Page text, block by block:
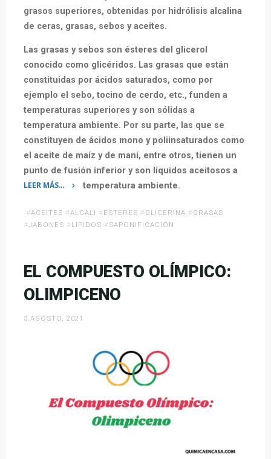
grasos superiores, obtenidas por hidrólisis alcalina
de ceras, grasas, sebos y aceites.
Las grasas y sebos son ésteres del glicerol
conocido como glicéridos. Las grasas que están
constituidas por ácidos saturados, como por
ejemplo el sebo, tocino de cerdo, etc., funden a
temperaturas superiores y son sólidas a
temperatura ambiente. Por su parte, las que se
constituyen de ácidos mono y poliinsaturados como
el aceite de maíz y de maní, entre otros, tienen un
punto de fusión inferior y son líquidos aceitosos a
temperatura ambiente.
LEER MÁS…
y
Saponificación»
#ACEITES #ALCALI # ESTERES # GLICERINA # GRASAS
#JABONES # LÍPIDOS # SAPONIFICACIÓN
EL COMPUESTO OLÍMPICO:
OLIMPICENO
3 AGOSTO, 2021